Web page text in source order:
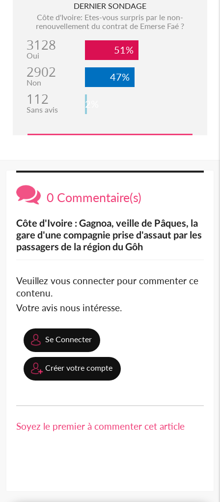
DERNIER SONDAGE
Côte d'Ivoire: Etes-vous surpris par le non-
renouvellement du contrat de Emerse Faé ?
3128
Oui 51%
2902
Non 47%
112
Sans avis 2%
0 Commentaire(s)
Côte d'Ivoire : Gagnoa, veille de Pâques, la
gare d'une compagnie prise d'assaut par les
passagers de la région du Gôh
Veuillez vous connecter pour commenter ce
contenu.
Votre avis nous intéresse.
Se Connecter
Créer votre compte
Soyez le premier à commenter cet article